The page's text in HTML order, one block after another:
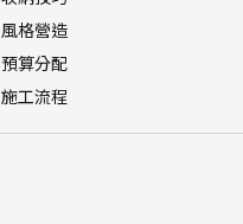
風格營造
預算分配
施工流程